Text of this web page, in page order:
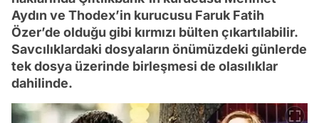
Aydın ve Thodex’in kurucusu Faruk Fatih
Özer’de olduğu gibi kırmızı bülten çıkartılabilir.
Savcılıklardaki dosyaların önümüzdeki günlerde
tek dosya üzerinde birleşmesi de olasılıklar
dahilinde.